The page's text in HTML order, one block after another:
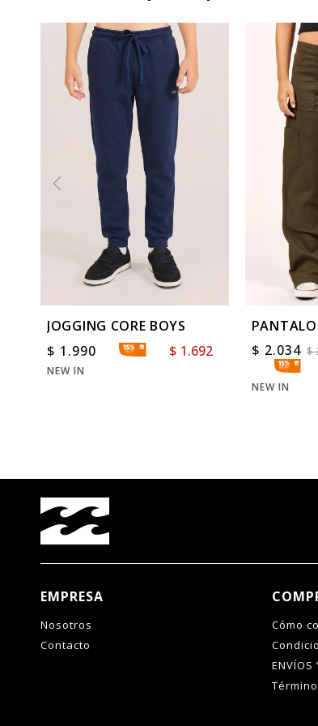
JOGGING CORE BOYS
$ 1.990 $ 1.692
NEW IN
$ 2.034 $
NEW IN
EMPRESA
Nosotros
Contacto
Cómo
ENVÍOS